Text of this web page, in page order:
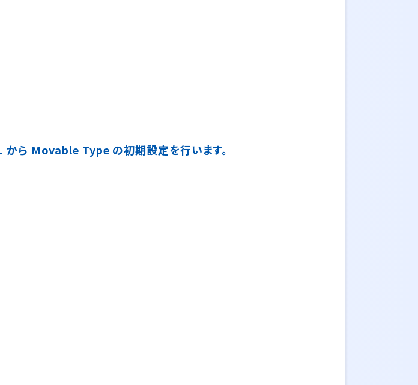
から Movable Type の初期設定を行います。